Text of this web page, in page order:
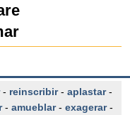
- reinscribir- aplastar-
- amueblar- exagerar-